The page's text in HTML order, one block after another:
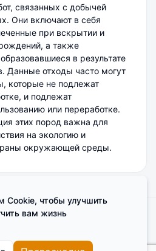
связанных с добычей
Они включают в себя
при вскрытии и
а также
в результате
Данные отходы часто могут
которые не подлежат
и подлежат
или переработке.
этих пород важна для
на экологию и
окружающей среды.
мнением о сайте
соглашение
Cookie, чтобы улучшить
вам жизнь